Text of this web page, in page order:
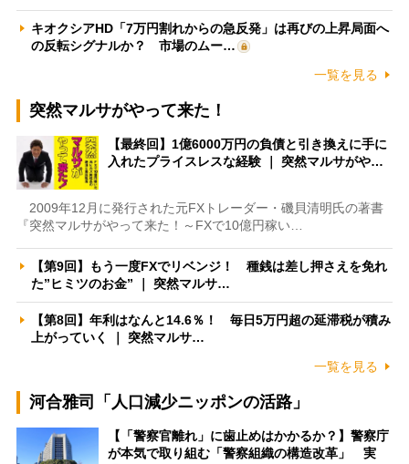
キオクシアHD「7万円割れからの急反発」は再びの上昇局面へ
の反転シグナルか？ 市場のムー…
一覧を見る
突然マルサがやって来た！
【最終回】1億6000万円の負債と引き換えに手に
入れたプライスレスな経験 ｜ 突然マルサがや…
2009年12月に発行された元FXトレーダー・磯貝清明氏の著書
『突然マルサがやって来た！～FXで10億円稼い…
【第9回】もう一度FXでリベンジ！ 種銭は差し押さえを免れ
た”ヒミツのお金” ｜ 突然マルサ…
【第8回】年利はなんと14.6％！ 毎日5万円超の延滞税が積み
上がっていく ｜ 突然マルサ…
一覧を見る
河合雅司「人口減少ニッポンの活路」
【「警察官離れ」に歯止めはかかるか？】警察庁
が本気で取り組む「警察組織の構造改革」 実